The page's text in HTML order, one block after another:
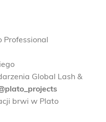
Professional
Global Lash &
brwi w Plato